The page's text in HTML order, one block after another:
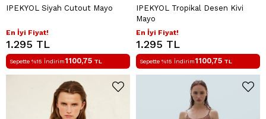
IPEKYOL Siyah Cutout Mayo
En İyi Fiyat!
1.295 TL
Sepette %15 İndirim1100,75 TL
IPEKYOL Tropikal Desen Kivi
Mayo
En İyi Fiyat!
1.295 TL
Sepette %15 İndirim1100,75 TL